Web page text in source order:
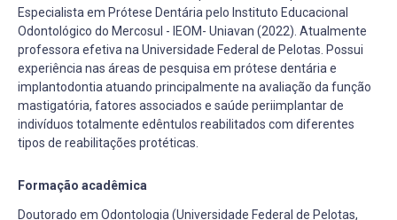
Especialista em Prótese Dentária pelo Instituto Educacional
Odontológico do Mercosul - IEOM- Uniavan (2022). Atualmente
professora efetiva na Universidade Federal de Pelotas. Possui
experiência nas áreas de pesquisa em prótese dentária e
implantodontia atuando principalmente na avaliação da função
mastigatória, fatores associados e saúde periimplantar de
indivíduos totalmente edêntulos reabilitados com diferentes
tipos de reabilitações protéticas.
Formação acadêmica
Doutorado em Odontologia (Universidade Federal de Pelotas,